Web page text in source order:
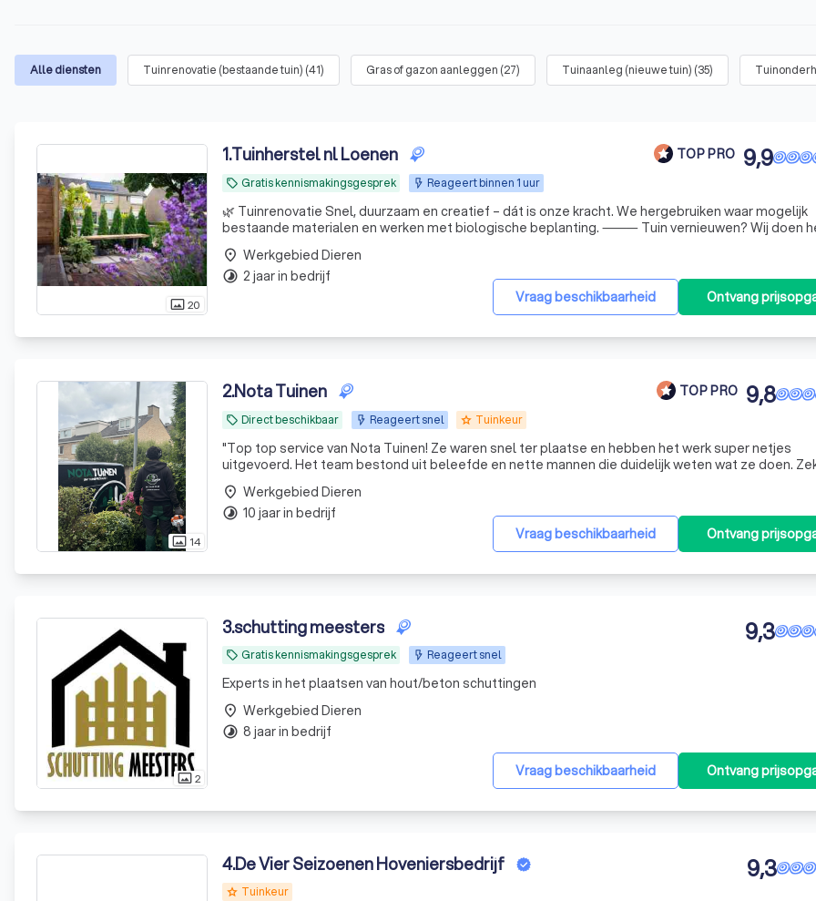
Alle diensten Tuinrenovatie (bestaande tuin) (41) Gras of gazon aanleggen (27) Tuinaanleg (nieuwe tuin) (35)
photo_size_select_actual20
1.Tuinherstel nl Loenen TOP PRO
local_offer Gratis kennismakingsgesprek Reageert binnen 1 uur
9,9
🌿 Tuinrenovatie Snel, duurzaam en creatief – dát is onze kracht. We hergebruiken waar mogelijk
bestaande materialen en werken met biologische beplanting. ⸻ Tuin vernieuwen? Wij doen het snel
én groen! ✔ Korte doorlooptijd ✔ Hergebruik van bestaande onderdelen ✔ Duurzame, biologische
beplanting ✔
Vraag beschikbaarheid
Ontvang
place Werkgebied Dieren
timelapse 2 jaar in bedrijf
photo_size_select_actual 14
2.Nota Tuinen TOP PRO
local_offer Direct beschikbaar Reageert snel grade Tuinkeur
9,8
"Top top service van Nota Tuinen! Ze waren snel ter plaatse en hebben het werk super netjes
uitgevoerd. Het team bestond uit beleefde en nette mannen die duidelijk weten wat ze doen.
aanrader!!!
Vraag beschikbaarheid Ontvang
place Werkgebied Dieren
timelapse 10 jaar in bedrijf
photo_size_select_actual2
3.schutting meesters
local_offer Gratis kennismakingsgesprek Reageert snel
9,3
Experts in het plaatsen van hout/beton schuttingen
Vraag beschikbaarheid Ontvang
place Werkgebied Dieren
timelapse 8 jaar in bedrijf
4.De Vier Seizoenen Hoveniersbedrijf
grade Tuinkeur
9,3